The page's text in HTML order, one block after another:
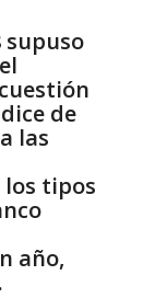
de
las
tipos
año,